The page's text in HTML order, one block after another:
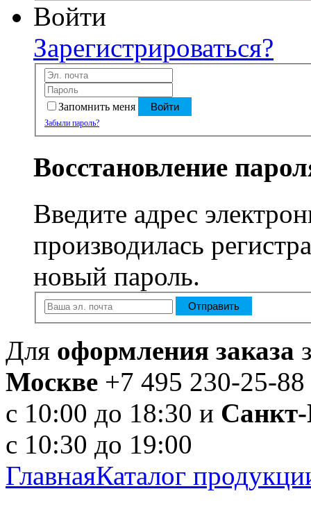
Войти
Зарегистрироваться?
Запомнить меня Войти
Забыли пароль?
Восстановление
Введите адрес
производилась
новый пароль.
Отправить
Для оформления заказа
Москве +7 495 230-25-88
с 10:00 до 18:30 и Санкт-
с 10:30 до 19:00
ГлавнаяКаталог